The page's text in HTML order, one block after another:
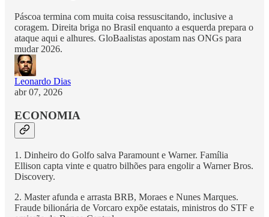
Páscoa termina com muita coisa ressuscitando, inclusive a
coragem. Direita briga no Brasil enquanto a esquerda prepara o
ataque aqui e alhures. GloBaalistas apostam nas ONGs para
mudar 2026.
Leonardo Dias
abr 07, 2026
ECONOMIA
1. Dinheiro do Golfo salva Paramount e Warner. Família
Ellison capta vinte e quatro bilhões para engolir a Warner Bros.
Discovery.
2. Master afunda e arrasta BRB, Moraes e Nunes Marques.
Fraude bilionária de Vorcaro expõe estatais, ministros do STF e